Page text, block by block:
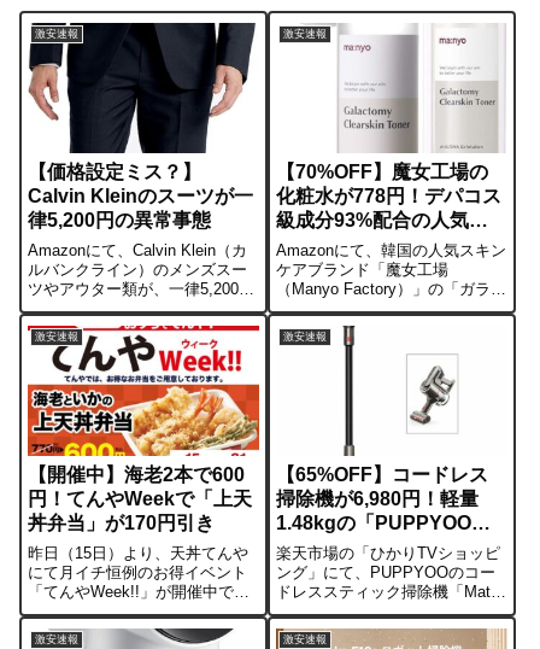
激安速報
【価格設定ミス？】
Calvin Kleinのスーツが一
律5,200円の異常事態
Amazonにて、Calvin Klein（カ
ルバンクライン）のメンズスー
ツやアウター類が、一律5,200円
という信じられない価格で販売
されています。通常、カルバン
のスーツといえば上下で数万
円〜8万円クラスが相場です。
「桁を一つ間違えた」可...
激安速報
【70%OFF】魔女工場の
化粧水が778円！デパコス
級成分93%配合の人気ト
ナー
Amazonにて、韓国の人気スキン
ケアブランド「魔女工場
（Manyo Factory）」の「ガラク
トミークリアスキントナー
210ml」が70%OFFの投げ売り価
格になっています。通常購入で
864円、定期おトク便なら778
円。デパコス級の成...
激安速報
【開催中】海老2本で600
円！てんやWeekで「上天
丼弁当」が170円引き
昨日（15日）より、天丼てんや
にて月イチ恒例のお得イベント
「てんやWeek!!」が開催中で
す。テイクアウト限定で、通常
770円の「海老といかの上天丼弁
激安速報
【65%OFF】コードレス
掃除機が6,980円！軽量
1.48kgの「PUPPYOO」
がひかりTVで特価
楽天市場の「ひかりTVショッピ
ング」にて、PUPPYOOのコー
ドレススティック掃除機「Mate
T11」が6,980円（送料込）の激
安特価で販売されています。直
激安速報 激安速報